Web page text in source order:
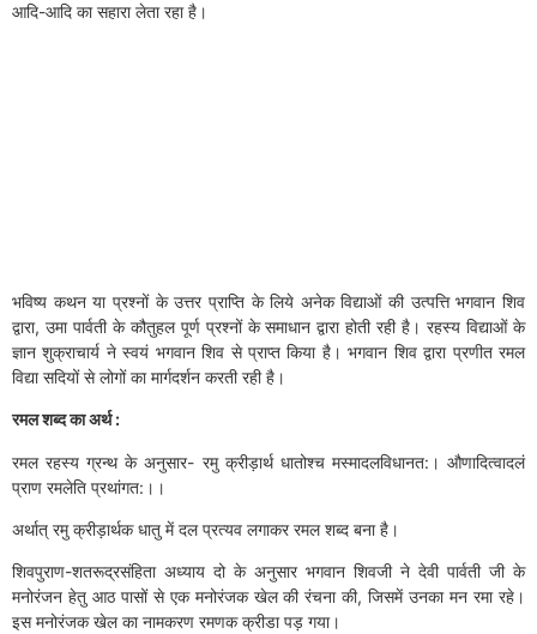
आदि-आदि का सहारा लेता रहा है।
भविष्य कथन या प्रश्नों के उत्तर प्राप्ति के लिये अनेक विद्याओं की उत्पत्ति भगवान शिव
द्वारा, उमा पार्वती के कौतुहल पूर्ण प्रश्नों के समाधान द्वारा होती रही है। रहस्य विद्याओं के
ज्ञान शुक्राचार्य ने स्वयं भगवान शिव से प्राप्त किया है। भगवान शिव द्वारा प्रणीत रमल
विद्या सदियों से लोगों का मार्गदर्शन करती रही है।
रमल शब्द का अर्थ :
रमल रहस्य ग्रन्थ के अनुसार- रमु क्रीड़ार्थ धातोश्च मस्मादलविधानत:। औणादित्वादलं
प्राण रमलेति प्रथांगत:।।
अर्थात् रमु क्रीड़ार्थक धातु में दल प्रत्यव लगाकर रमल शब्द बना है।
शिवपुराण-शतरूद्रसंहिता अध्याय दो के अनुसार भगवान शिवजी ने देवी पार्वती जी के
मनोरंजन हेतु आठ पासों से एक मनोरंजक खेल की रंचना की, जिसमें उनका मन रमा रहे।
इस मनोरंजक खेल का नामकरण रमणक क्रीडा पड़ गया।